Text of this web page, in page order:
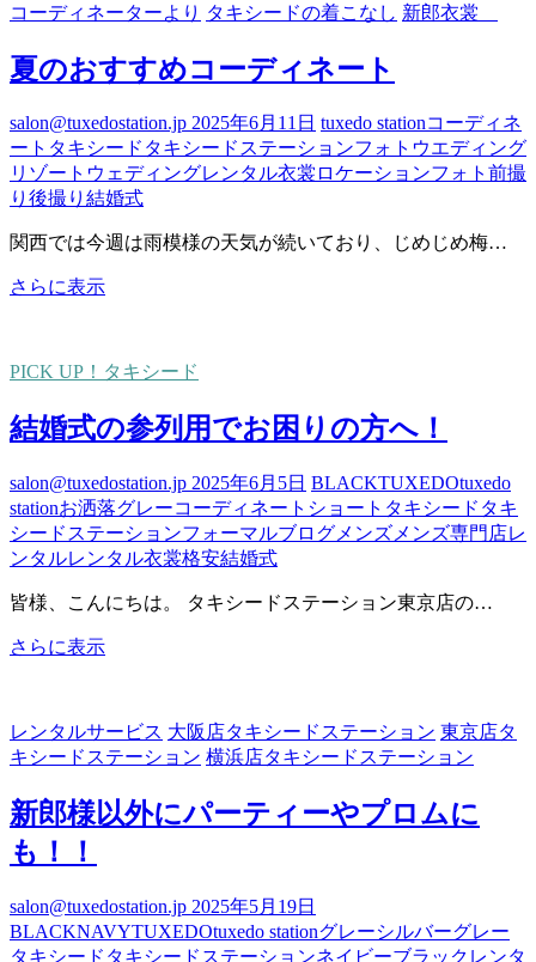
コーディネーターより タキシードの着こなし 新郎衣裳
夏のおすすめコーディネート
salon@tuxedostation.jp 2025年6月11日 tuxedo stationコーディネ
ート タキシード タキシードステーションフォトウエディング
リゾートウェディングレンタル衣裳 ロケーションフォト 前撮
り 後撮り 結婚式
関西では今週は雨模様の天気が続いており、じめじめ梅…
さらに表示夏
す
す
コ
デ
ィ
ネ
ー
PICK UP！タキシード
結婚式の参列用でお困りの方へ！
salon@tuxedostation.jp 2025年6月5日 BLACKTUXEDOtuxedo
stationお洒落グレーコーディネート ショート タキシード タキ
シードステーションフォーマルブログ メンズ メンズ専門店レ
ンタルレンタル衣裳格安結婚式
皆様、こんにちは。 タキシードステーション東京店の…
さらに表示結
参
列
用
で
り
の
方
レンタルサービス 大阪店タキシードステーション 東京店タ
キシードステーション 横浜店タキシードステーション
新郎様以外にパーティーやプロムに
も！！
salon@tuxedostation.jp 2025年5月19日
BLACKNAVYTUXEDOtuxedo stationグレーシルバーグレー
タキシード タキシードステーションネイビーブラック レンタ